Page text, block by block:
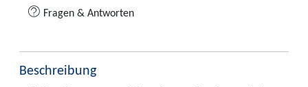
Fragen & Antworten
Beschreibung